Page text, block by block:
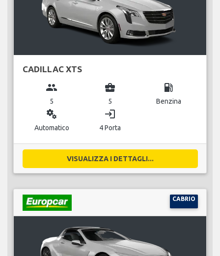
CADILLAC XTS
group
5
business_center
5
local_gas_station
Benzina
miscellaneous_services
Automatico
login
4 Porta
VISUALIZZA I DETTAGLI...
CABRIO